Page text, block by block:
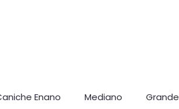
Enano Mediano Grande